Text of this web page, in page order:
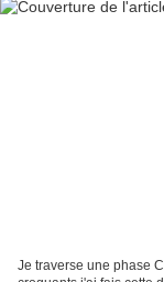
Je traverse une phase